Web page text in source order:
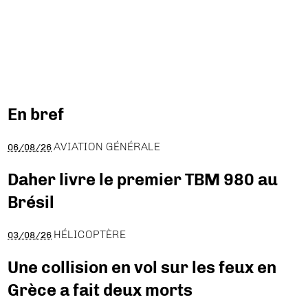
En bref
06/08/26 AVIATION GÉNÉRALE
Daher livre le premier TBM 980 au
Brésil
03/08/26 HÉLICOPTÈRE
Une collision en vol sur les feux en
Grèce a fait deux morts